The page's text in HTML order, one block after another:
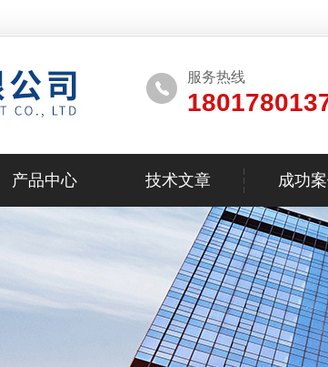
服务热线
产品中心 技术文章 成功